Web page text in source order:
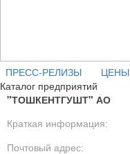
ПРЕСС-РЕЛИЗЫ ЦЕНЫ
Каталог предприятий
"ТОШКЕНТГУШТ" АО
Краткая информация:
Почтовый адрес: